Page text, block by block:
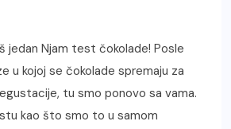
jedan Njam test čokolade! Posle
u kojoj se čokolade spremaju za
tu smo ponovo sa vama.
kao što smo to u samom